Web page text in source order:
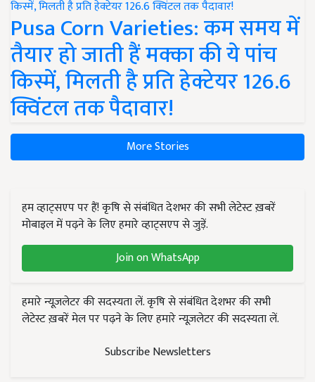
Pusa Corn Varieties: कम समय में
तैयार हो जाती हैं मक्का की ये पांच
किस्में, मिलती है प्रति हेक्टेयर 126.6
क्विंटल तक पैदावार!
More Stories
हम व्हाट्सएप पर हैं! कृषि से संबंधित देशभर की सभी लेटेस्ट ख़बरें
मोबाइल में पढ़ने के लिए हमारे व्हाट्सएप से जुड़ें.
Join on WhatsApp
हमारे न्यूज़लेटर की सदस्यता लें. कृषि से संबंधित देशभर की सभी
लेटेस्ट ख़बरें मेल पर पढ़ने के लिए हमारे न्यूज़लेटर की सदस्यता लें.
Subscribe Newsletters